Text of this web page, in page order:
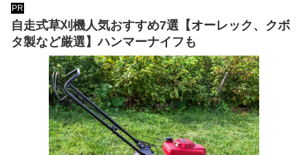
PR
自走式草刈機人気おすすめ7選【オーレック、クボ
タ製など厳選】ハンマーナイフも